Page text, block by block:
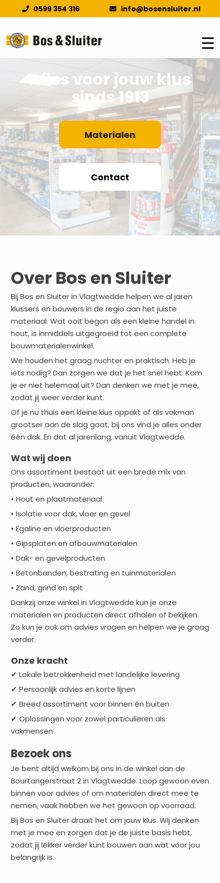
0599 354 316 info@bosensluiter.nl
☰
Alles voor jouw klus
sinds 1913
Materialen
Contact
Over Bos en Sluiter
Bij Bos en Sluiter in Vlagtwedde helpen we al jaren
klussers en bouwers in de regio aan het juiste
materiaal. Wat ooit begon als een kleine handel in
hout, is inmiddels uitgegroeid tot een complete
bouwmaterialenwinkel.
We houden het graag nuchter en praktisch. Heb je
iets nodig? Dan zorgen we dat je het snel hebt. Kom
je er niet helemaal uit? Dan denken we met je mee,
zodat jij weer verder kunt.
Of je nu thuis een kleine klus oppakt of als vakman
grootser aan de slag gaat, bij ons vind je alles onder
één dak. En dat al jarenlang, vanuit Vlagtwedde.
Wat wij doen
Ons assortiment bestaat uit een brede mix van
producten, waaronder:
• Hout en plaatmateriaal
• Isolatie voor dak, vloer en gevel
• Egaline en vloerproducten
• Gipsplaten en afbouwmaterialen
• Dak- en gevelproducten
• Betonbanden, bestrating en tuinmaterialen
• Zand, grind en spit
Dankzij onze winkel in Vlagtwedde kun je onze
materialen en producten direct afhalen of bekijken.
Zo kun je ook om advies vragen en helpen we je graag
verder.
Onze kracht
✔ Lokale betrokkenheid met landelijke levering
✔ Persoonlijk advies en korte lijnen
✔ Breed assortiment voor binnen én buiten
✔ Oplossingen voor zowel particulieren als
vakmensen
Bezoek ons
Je bent altijd welkom bij ons in de winkel aan de
Bourtangerstraat 2 in Vlagtwedde. Loop gewoon even
binnen voor advies of om materialen direct mee te
nemen, vaak hebben we het gewoon op voorraad.
Bij Bos en Sluiter draait het om jouw klus. Wij denken
met je mee en zorgen dat je de juiste basis hebt,
zodat jij lekker verder kunt bouwen aan wat voor jou
belangrijk is.